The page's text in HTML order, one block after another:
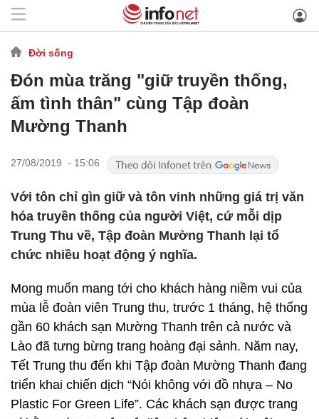
Đời sống
Đón mùa trăng "giữ truyền thống,
ấm tình thân" cùng Tập đoàn
Mường Thanh
27/08/2019 - 15:06
Với tôn chỉ gìn giữ và tôn vinh những giá trị văn
hóa truyền thống của người Việt, cứ mỗi dịp
Trung Thu về, Tập đoàn Mường Thanh lại tổ
chức nhiều hoạt động ý nghĩa.
Mong muốn mang tới cho khách hàng niềm vui của
mùa lễ đoàn viên Trung thu, trước 1 tháng, hệ thống
gần 60 khách sạn Mường Thanh trên cả nước và
Lào đã tưng bừng trang hoàng đại sảnh. Năm nay,
Tết Trung thu đến khi Tập đoàn Mường Thanh đang
triển khai chiến dịch “Nói không với đồ nhựa – No
Plastic For Green Life”. Các khách sạn được trang